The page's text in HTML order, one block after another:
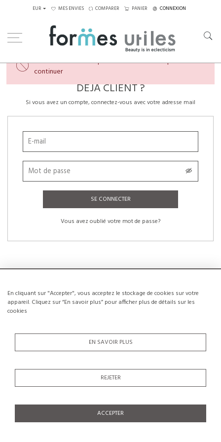
En cliquant sur "Accepter", vous acceptez le stockage de cookies sur votre
appareil. Cliquez sur “En savoir plus” pour afficher plus de détails sur les
cookies
EN SAVOIR PLUS
REJETER
ACCEPTER
EUR MES ENVIES COMPARER PANIER CONNEXION
Veuillez créer un compte ou vous connecter pour
continuer
DÉJÀ CLIENT ?
Si vous avez un compte, connectez-vous avec votre adresse mail
SE CONNECTER
Vous avez oublié votre mot de passe?
NOUVEAUX CLIENTS
La création d’un compte a de nombreux avantages: sauvegarder la liste de vos
CRÉER UN COMPTE